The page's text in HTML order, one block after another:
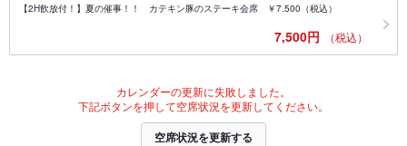
【2H飲放付！】夏の催事！！ カテキン豚のステーキ会席 ￥7.500（税込）
7,500円 （税込）
カレンダーの更新に失敗しました。
下記ボタンを押して空席状況を更新してください。
空席状況を更新する